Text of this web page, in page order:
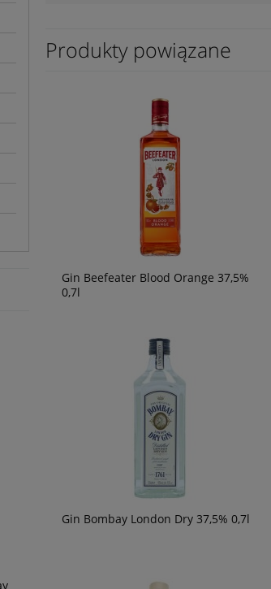
Wino Oh Sister Blanco 0,75l
Produkty powiązane
Gin Beefeater Blood Orange 37,5%
0,7l
Gin Bombay London Dry 37,5% 0,7l